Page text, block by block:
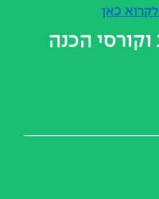
כאן
הכנה